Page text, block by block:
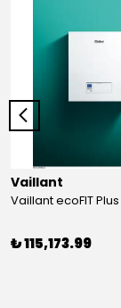
Vaillant
₺ 115,173.99